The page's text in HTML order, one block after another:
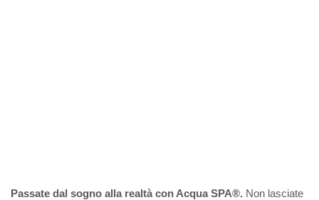
Passate dal sogno alla realtà con Acqua SPA®. Non lasciate